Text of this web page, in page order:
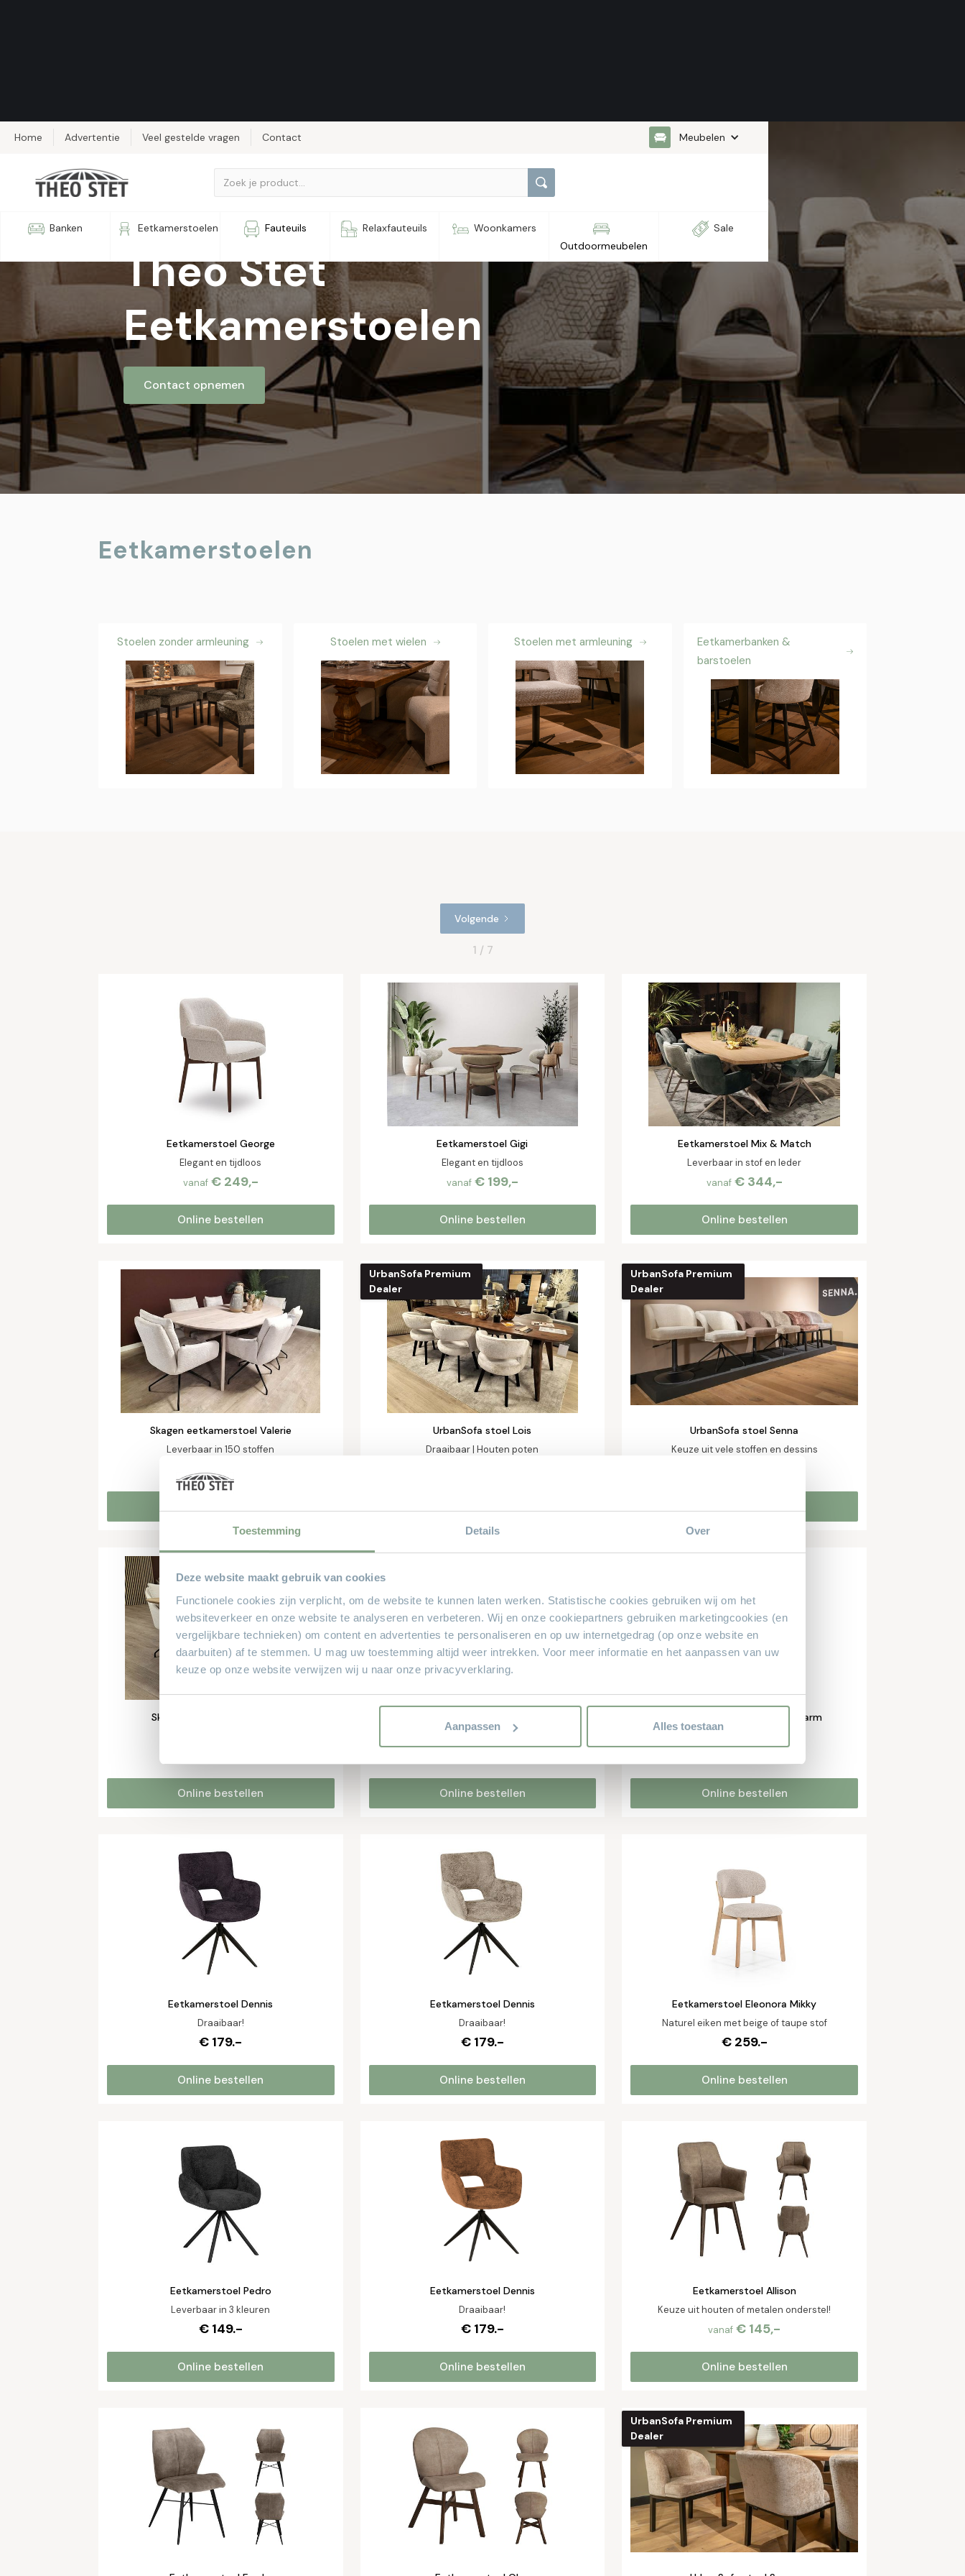
Toestemming Details Over
Deze website maakt gebruik van cookies
Functionele cookies zijn verplicht, om de website te kunnen laten werken. Statistische cookies gebruiken wij om het
websiteverkeer en onze website te analyseren en verbeteren. Wij en onze cookiepartners gebruiken marketingcookies (en
vergelijkbare technieken) om content en advertenties te personaliseren en op uw internetgedrag (op onze website en
daarbuiten) af te stemmen. U mag uw toestemming altijd weer intrekken. Voor meer informatie en het aanpassen van uw
keuze op onze website verwijzen wij u naar onze privacyverklaring.
Aanpassen Alles toestaan
Home Advertentie Veel gestelde vragen Contact Meubelen
Banken Eetkamerstoelen Fauteuils Relaxfauteuils
Woonkamers
Outdoormeubelen
Sale
Kies uit meer dan 150 eetkamerstoelen
Theo Stet
Eetkamerstoelen
Contact opnemen
Eetkamerstoelen
Stoelen zonder armleuning Stoelen met wielen Stoelen met armleuning
Eetkamerbanken &
barstoelen
Volgende
1 / 7
Eetkamerstoel George
Elegant en tijdloos
vanaf € 249,-
Online bestellen
Eetkamerstoel Gigi
Elegant en tijdloos
vanaf € 199,-
Online bestellen
Eetkamerstoel Mix & Match
Leverbaar in stof en leder
vanaf € 344,-
Online bestellen
Skagen eetkamerstoel Valerie
Leverbaar in 150 stoffen
€ 385,-
UrbanSofa Premium
Dealer
UrbanSofa stoel Lois
Draaibaar | Houten poten
Nieuw!
UrbanSofa Premium
Dealer
UrbanSofa stoel Senna
Keuze uit vele stoffen en dessins
Skagen eetkamerstoel Wieke
Online bestellen
Draaibaar!
Online bestellen
Eetkamerstoel Alicia zonder arm
Online bestellen
Eetkamerstoel Dennis
Draaibaar!
€ 179.-
Online bestellen
Eetkamerstoel Dennis
Draaibaar!
€ 179.-
Online bestellen
Eetkamerstoel Eleonora Mikky
Naturel eiken met beige of taupe stof
€ 259.-
Online bestellen
Eetkamerstoel Pedro
Leverbaar in 3 kleuren
€ 149.-
Online bestellen
Eetkamerstoel Dennis
Draaibaar!
€ 179.-
Online bestellen
Eetkamerstoel Allison
Keuze uit houten of metalen onderstel!
vanaf € 145,-
Online bestellen
UrbanSofa Premium
Dealer